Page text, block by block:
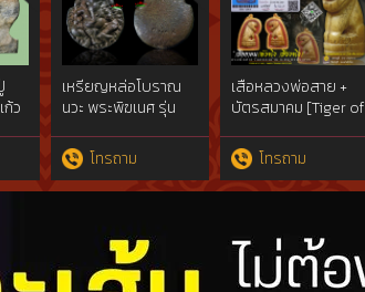
ว
เหรียญหล่อโบราณ
นวะ พระพิฆเนศ รุ่น
ปี2536 วัดสุทัศน์ เทพ
วราราม กรุงเทพ
โทรถาม
เสือหลวงพ่อสาย +
บัตรสมาคม [Tiger of
โทรถาม